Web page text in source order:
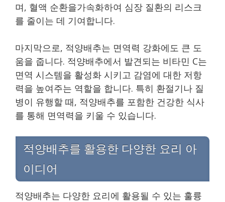
며, 혈액 순환을가속화하여 심장 질환의 리스크
를 줄이는 데 기여합니다.
마지막으로, 적양배추는 면역력 강화에도 큰 도
움을 줍니다. 적양배추에서 발견되는 비타민 C는
면역 시스템을 활성화 시키고 감염에 대한 저항
력을 높여주는 역할을 합니다. 특히 환절기나 질
병이 유행할 때, 적양배추를 포함한 건강한 식사
를 통해 면역력을 키울 수 있습니다.
적양배추를 활용한 다양한 요리 아
이디어
적양배추는 다양한 요리에 활용될 수 있는 훌륭